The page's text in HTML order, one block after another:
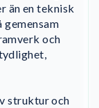
än en teknisk
och
struktur och